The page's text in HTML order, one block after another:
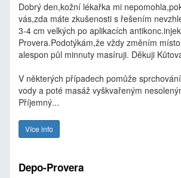
Dobrý den,kožní lékařka mi
vás,zda máte zkušenosti s řešením
3-4 cm velkých po aplikacích
Provera.Podotýkám,že vždy změním
alespon půl minnuty masíruji. Děkuji
V některých případech pomůže
vody a poté masáž vyškvařeným
Příjemný...
Více info
Depo-Provera